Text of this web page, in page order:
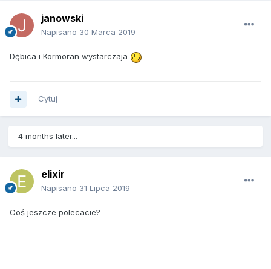
janowski
Napisano 30 Marca 2019
Dębica i Kormoran wystarczaja
Cytuj
4 months later...
elixir
Napisano 31 Lipca 2019
Coś jeszcze polecacie?